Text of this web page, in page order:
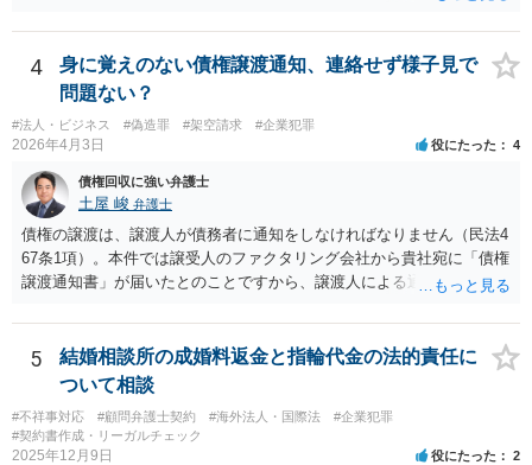
状況です。」 大変悪質ですね。打刻場所のデータと、これまでのタイ
ムカードの虚偽を確認し、突き付けて責任を問題にすることになるで
しょう。 詐欺もありうるでしょうね。 「正しい時間がわからないとい
うタイムカード不正打刻による返還請求はどのようにおこなえばよい
でしょうか？」 想定できる虚偽を前提に、相手と協議して詰めればよ
いかと思います。 確実な記録があれば、それによるのがよいですが、
すべては不可能でしょうので。 相手の言動には早急には返事をせずに
弁護士と相談しながら、対応策を検討する方がよいでしょう。 また、
返還が難しい場合、損害賠償を請求する事はできますでしょうか？ 法
的には可能ですが、立証の問題があります。 協議でも問題にできそう
ですが、調停なども検討できるでしょう。 また、返還請求も損害賠償
請求もせず、「詐欺」として、警察に被害届を出す事は可能でしょう
か？ 内容的には検討できますが、立証は、民事よりさらにワンランク
上がります。 警察に相談されてもよい事案だとは思います。
4
身に覚えのない債権譲渡通知、連絡せず様子見で
問題ない？
#法人・ビジネス #偽造罪 #架空請求 #企業犯罪
2026年4月3日 役にたった 4
債権回収に強い弁護士
土屋 峻 弁護士
債権の譲渡は、譲渡人が債務者に通知をしなければなりません（民法4
67条1項）。本件では譲受人のファクタリング会社から貴社宛に「債権
譲渡通知書」が届いたとのことですから、譲渡人による通知ではない
は、当該ファクタリング会社が詐称譲受人の可能性があるとすら指摘
できるでしょう。 次に、たとえファクタリング会社からの「債権譲渡
通知書」であっても、それが譲渡人の個人事業主の委託を受けてなさ
れていた場合等であり、債務者対抗要件の問題をクリアされていたと
しても、当該ファクタリング会社が譲受債権請求訴訟を提起する場
合、譲受債権の発生原因事実を立証しなければなりません。 「譲渡人
5
結婚相談所の成婚料返金と指輪代金の法的責任に
ついて相談
#不祥事対応 #顧問弁護士契約 #海外法人・国際法
#企業犯罪
#契約書作成・リーガルチェック
2025年12月9日 役にたった 2